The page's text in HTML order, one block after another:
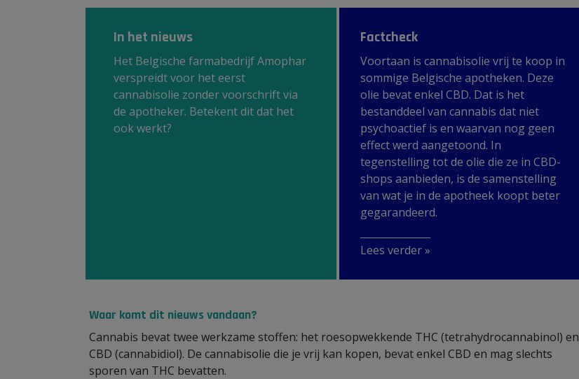
In het nieuws
Het Belgische farmabedrijf Amophar
verspreidt voor het eerst
cannabisolie zonder voorschrift via
de apotheker. Betekent dit dat het
ook werkt?
Factcheck
Voortaan is cannabisolie vrij te koop in
sommige Belgische apotheken. Deze
olie bevat enkel CBD. Dat is het
bestanddeel van cannabis dat niet
psychoactief is en waarvan nog geen
effect werd aangetoond. In
tegenstelling tot de olie die ze in CBD-
shops aanbieden, is de samenstelling
van wat je in de apotheek koopt beter
gegarandeerd.
Lees verder »
Waar komt dit nieuws vandaan?
Cannabis bevat twee werkzame stoffen: het roesopwekkende THC (tetrahydrocannabinol) en
CBD (cannabidiol). De cannabisolie die je vrij kan kopen, bevat enkel CBD en mag slechts
sporen van THC bevatten.